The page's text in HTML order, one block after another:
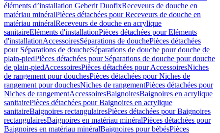
éléments d’installation Geberit DuofixReceveurs de douche en
matériau minéralPièces détachées pour Receveurs de douche en
matériau minéralReceveurs de douche en acrylique
sanitaireEléments d'installationPièces détachées pour Eléments
d'installationAccessoiresSéparations de douchePièces détachées
pour Séparations de doucheSéparations de douche pour douche de
plain-piedPièces détachées pour Séparations de douche pour douche
de plain-piedAccessoiresPièces détachées pour AccessoiresNiches
de rangement pour douchesPièces détachées pour Niches de
rangement pour douchesNiches de rangementPièces détachées pour
Niches de rangementAccessoiresBaignoiresBaignoires en acrylique
sanitairePièces détachées pour Baignoires en acrylique
sanitaireBaignoires rectangulairesPièces détachées pour Baignoires
rectangulairesBaignoires en matériau minéralPièces détachées pour
Baignoires en matériau minéralBaignoires pour bébésPièces